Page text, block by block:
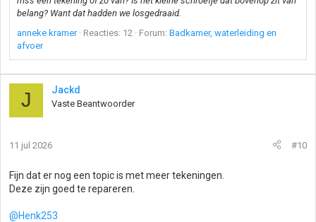
belang? Want dat hadden we losgedraaid.
anneke kramer
Reacties: 12 Forum: Badkamer, waterleiding en
afvoer
J Jackd
Vaste Beantwoorder
11 jul 2026 #10
Fijn dat er nog een topic is met meer tekeningen.
Deze zijn goed te repareren.
@Henk253